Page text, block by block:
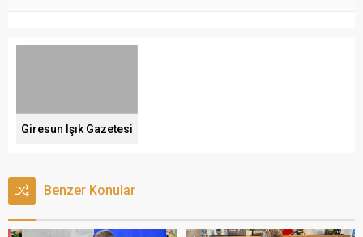
Giresun Işık Gazetesi
Benzer Konular